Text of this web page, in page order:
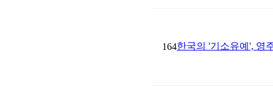
164한국의 '기소유예', 영